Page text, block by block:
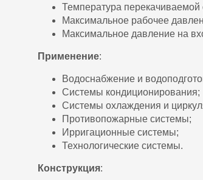
Температура
Максимальное рабочее
Максимальное давление на
Применение:
Водоснабжение и
Системы кондиционирования;
Системы охлаждения и
Противопожарные системы;
Ирригационные системы;
Технологические системы.
Конструкция: